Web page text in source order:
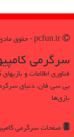
سرگرمی
فناوری اطلاعات و
پی سی فان، دنیای
بازی‌ها
صفحات سرگرمی